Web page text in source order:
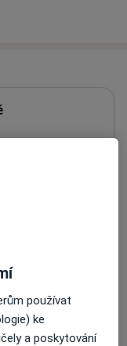
aktivní
na pojišťovnu
používat
ke
a poskytování